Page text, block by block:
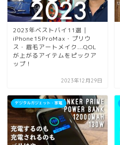
2023年ベストバイ11選｜
iPhone15ProMax・プリウ
ス・眉毛アートメイク...QOL
が上がるアイテムをピックア
ップ！
2023年12月29日
デジタルガジェット・家電